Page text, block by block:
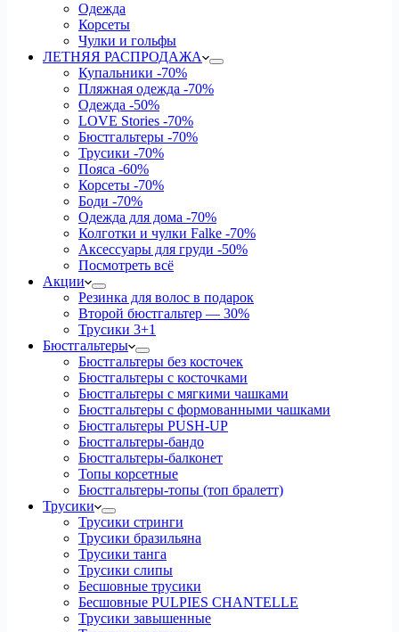
Одежда
Корсеты
Чулки и гольфы
ЛЕТНЯЯ РАСПРОДАЖА
Купальники -70%
Пляжная одежда -70%
Одежда -50%
LOVE Stories -70%
Бюстгальтеры -70%
Трусики -70%
Пояса -60%
Корсеты -70%
Боди -70%
Одежда для дома -70%
Колготки и чулки Falke -70%
Аксессуары для груди -50%
Посмотреть всё
Акции
Резинка для волос в подарок
Второй бюстгальтер — 30%
Трусики 3+1
Бюстгальтеры
Бюстгальтеры без косточек
Бюстгальтеры с косточками
Бюстгальтеры с мягкими чашками
Бюстгальтеры с формованными чашками
Бюстгальтеры PUSH-UP
Бюстгальтеры-бандо
Бюстгальтеры-балконет
Топы корсетные
Бюстгальтеры-топы (топ бралетт)
Трусики
Трусики стринги
Трусики бразильяна
Трусики танга
Трусики слипы
Бесшовные трусики
Бесшовные PULPIES CHANTELLE
Трусики завышенные